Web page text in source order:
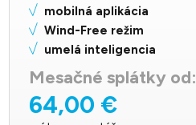
mobilná aplikácia
Wind-Free režim
umelá inteligencia
Mesačné splátky od:
64,00 €